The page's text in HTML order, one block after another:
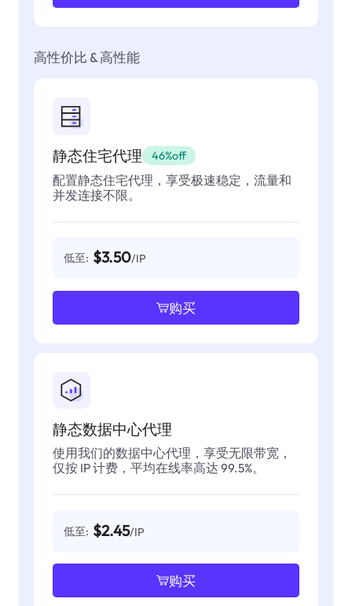
高性价比 & 高性能
静态住宅代理 46%off
配置静态住宅代理，享受极速稳定，流量和
并发连接不限。
低至: $3.50/IP
购买
静态数据中心代理
使用我们的数据中心代理，享受无限带宽，
仅按 IP 计费，平均在线率高达 99.5%。
低至: $2.45/IP
购买